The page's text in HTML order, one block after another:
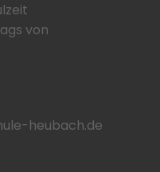
von
heubach.de